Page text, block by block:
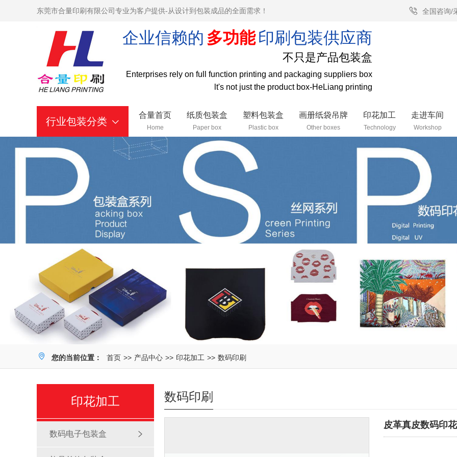
东莞市合量印刷有限公司专业为客户提供-从设计到包装成品的全面需求！ 全国咨询/
企业信赖的 多功能印刷包装供应商
不只是产品包装盒
Enterprises rely on full function printing and packaging suppliers box
lt's not just the product box-HeLiang printing
行业包装分类
合量首页
Home
纸质包装盒
Paper box
塑料包装盒
Plastic box
画册纸袋吊牌
Other boxes
印花加工
Technology
走进车间
Workshop
您的当前位置： 首页 >> 产品中心 >> 印花加工 >> 数码印刷
印花加工
数码电子包装盒
数码印刷
皮革真皮数码印